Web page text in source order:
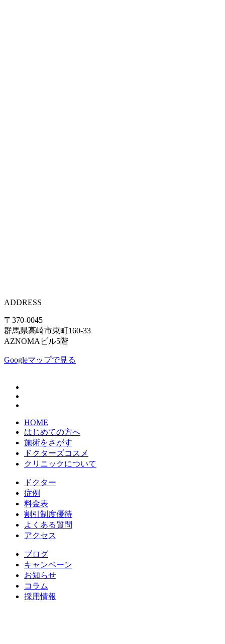
ADDRESS
〒370-0045
群馬県高崎市東町160-33
AZNOMAビル5階
Googleマップで見る
HOME
はじめての方へ
施術をさがす
ドクターズコスメ
クリニックについて
ドクター
症例
料金表
割引制度優待
よくある質問
アクセス
ブログ
キャンペーン
お知らせ
コラム
採用情報